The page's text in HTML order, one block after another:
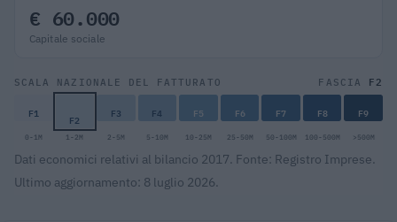
€ 60.000
Capitale sociale
SCALA NAZIONALE DEL FATTURATO FASCIA F2
F1 F2 F3 F4 F5 F6 F7 F8 F9
0-1M 1-2M 2-5M 5-10M 10-25M 25-50M 50-100M 100-500M >500M
Dati economici relativi al bilancio 2017. Fonte: Registro Imprese.
Ultimo aggiornamento: 8 luglio 2026.